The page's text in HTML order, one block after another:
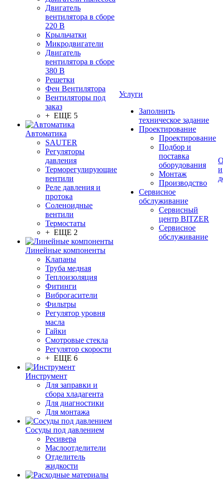
Двигатель
вентилятора в сборе
220 В
Крыльчатки
Микродвигатели
Двигатель
вентилятора в сборе
380 В
Решетки
Фен Вентилятора
Вентиляторы под
заказ
+ ЕЩЕ 5
Автоматика
SAUTER
Регуляторы
давления
Терморегулирующие
вентили
Реле давления и
протока
Соленоидные
вентили
Термостаты
+ ЕЩЕ 2
Линейные компоненты
Клапаны
Труба медная
Теплоизоляция
Фитинги
Виброгасители
Фильтры
Регулятор уровня
масла
Гайки
Смотровые стекла
Регулятор скорости
+ ЕЩЕ 6
Инструмент
Для заправки и
сбора хладагента
Для диагностики
Для монтажа
Сосуды под давлением
Ресивера
Маслоотделители
Отделитель
жидкости
Услуги
Заполнить
техническое задание
Проектирование
Проектирование
Подбор и
поставка
оборудования
Монтаж
Производство
Сервисное
обслуживание
Сервисный
центр BITZER
Сервисное
обслуживание
и